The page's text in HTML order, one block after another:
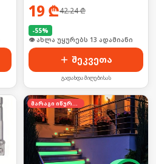
19 ₾42.24₾
-55%
🛒 ბოლო 24სთ-ში იყიდა 17-მა
შეკვეთა
გადახდა მიღებისას
მარაგი იწურება